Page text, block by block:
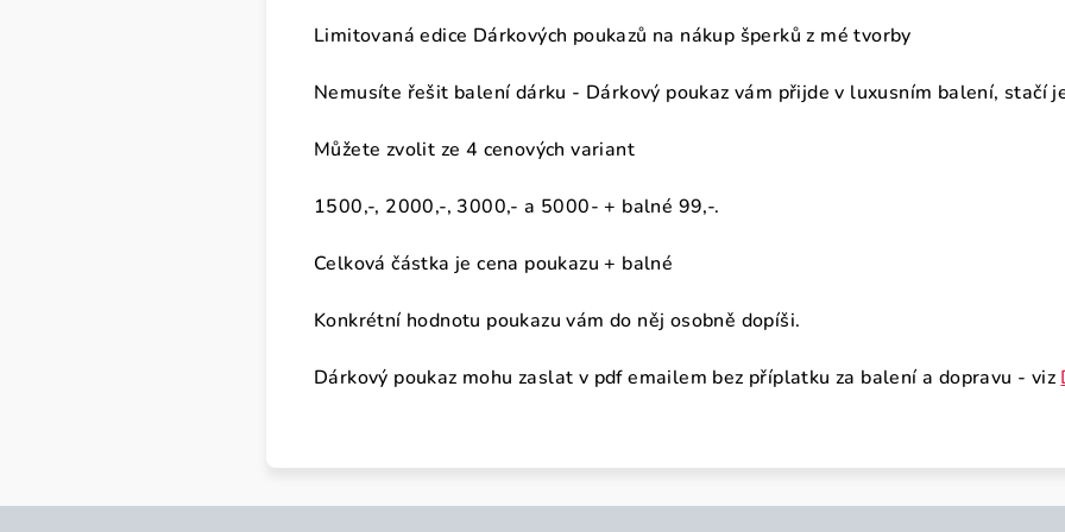
Limitovaná edice Dárkových poukazů na nákup šperků z mé tvorby
Nemusíte řešit balení dárku - Dárkový poukaz vám přijde v luxusním balení, stačí
Můžete zvolit ze 4 cenových variant
1500,-, 2000,-, 3000,- a 5000- + balné 99,-.
Celková částka je cena poukazu + balné
Konkrétní hodnotu poukazu vám do něj osobně dopíši.
Dárkový poukaz mohu zaslat v pdf emailem bez příplatku za balení a dopravu - viz